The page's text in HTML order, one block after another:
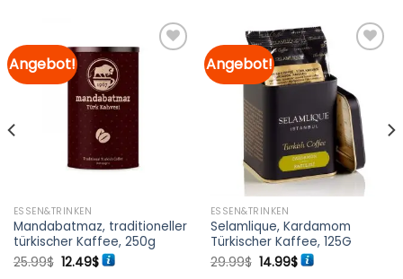
Angebot!
Merkliste
hinzufügen
ESSEN&TRINKEN
Mandabatmaz, traditioneller
türkischer Kaffee, 250g
25.99$ Ursprünglicher
Preis
12.49$Aktueller
Preis
Angebot!
Merkliste
hinzufügen
ESSEN&TRINKEN
Selamlique, Kardamom
Türkischer Kaffee, 125G
29.99$ Ursprünglicher
Preis
14.99$Aktueller
Preis